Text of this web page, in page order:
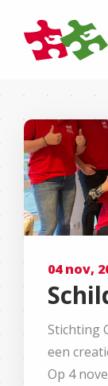
04 nov,
Stichting
een
Op 4